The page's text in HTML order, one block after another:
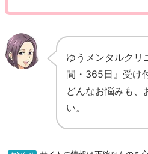
ゆうメンタルクリ
間・365日』受け
どんなお悩みも、
い。